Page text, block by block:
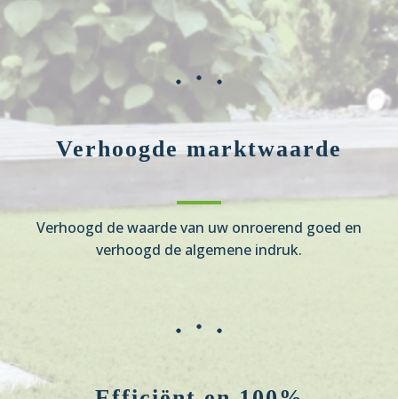
Verhoogde marktwaarde
Verhoogd de waarde van uw onroerend goed en
verhoogd de algemene indruk.